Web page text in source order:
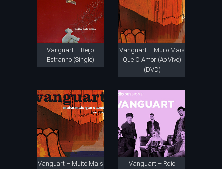
Vanguart – Beijo
Estranho (Single)
Vanguart – Muito Mais
Que O Amor (Ao Vivo)
(DVD)
Vanguart – Muito Mais
Vanguart – Rdio